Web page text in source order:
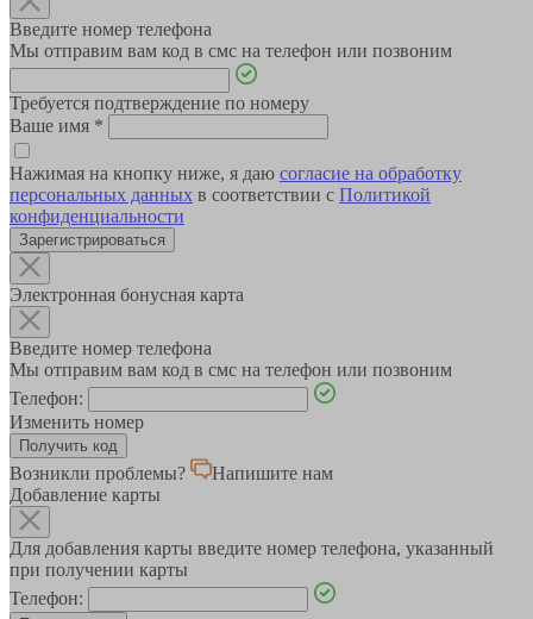
Введите номер телефона
Мы отправим вам код в смс на телефон или позвоним
Требуется подтверждение по номеру
Ваше имя *
Нажимая на кнопку ниже, я даю согласие на обработку
персональных данных в соответствии с Политикой
конфиденциальности
Зарегистрироваться
Электронная бонусная карта
Введите номер телефона
Мы отправим вам код в смс на телефон или позвоним
Телефон:
Изменить номер
Возникли проблемы?
Напишите нам
Добавление карты
Для добавления карты введите номер телефона, указанный
при получении карты
Телефон: